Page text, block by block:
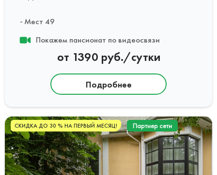
Мест 49
Покажем пансионат по видеосвязи
от 1390 руб./сутки
Подробнее
СКИДКА ДО 30 % НА ПЕРВЫЙ МЕСЯЦ! Партнер сети